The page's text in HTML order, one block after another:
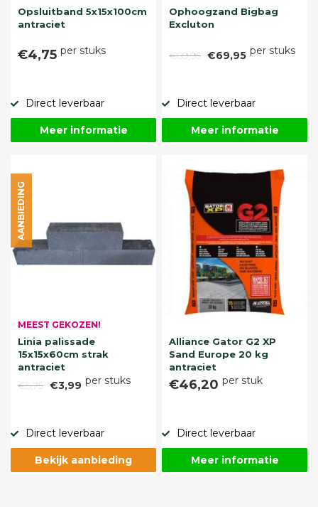
Opsluitband 5x15x100cm
antraciet
€4,75 per stuks
Direct leverbaar
Meer informatie
Ophoogzand Bigbag
Excluton
€89,95 €69,95 per stuks
Direct leverbaar
Meer informatie
MEEST GEKOZEN!
Linia palissade
15x15x60cm strak
antraciet
€5,75 €3,99 per stuks
AANBIEDING
Direct leverbaar
Bekijk aanbieding
Alliance Gator G2 XP
Sand Europe 20 kg
antraciet
€46,20 per stuk
Direct leverbaar
Meer informatie